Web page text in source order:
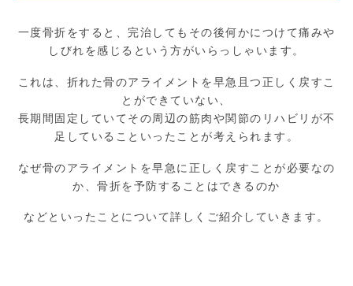
一度骨折をすると、完治してもその後何かにつけて痛みや
しびれを感じるという方がいらっしゃいます。
これは、折れた骨のアライメントを早急且つ正しく戻すこ
とができていない、
長期間固定していてその周辺の筋肉や関節のリハビリが不
足していることいったことが考えられます。
なぜ骨のアライメントを早急に正しく戻すことが必要なの
か、骨折を予防することはできるのか
などといったことについて詳しくご紹介していきます。